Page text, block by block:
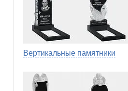
Вертикальные памятники